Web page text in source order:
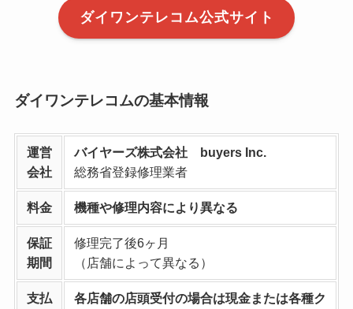
ダイワンテレコム公式サイト
ダイワンテレコムの基本情報
運営
会社
バイヤーズ株式会社 buyers Inc.
総務省登録修理業者
料金 機種や修理内容により異なる
保証
期間
修理完了後6ヶ月
（店舗によって異なる）
支払 各店舗の店頭受付の場合は現金または各種ク